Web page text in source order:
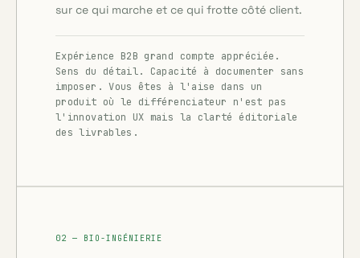
sur ce qui marche et ce qui frotte côté client.
Expérience B2B grand compte appréciée.
Sens du détail. Capacité à documenter sans
imposer. Vous êtes à l'aise dans un
produit où le différenciateur n'est pas
l'innovation UX mais la clarté éditoriale
des livrables.
02 — BIO-INGÉNIERIE